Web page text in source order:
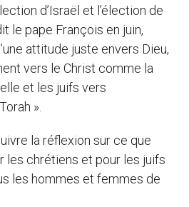
d’Israël et l’élection de
le pape François en juin,
attitude juste envers Dieu,
vers le Christ comme la
et les juifs vers
».
la réflexion sur ce que
les chrétiens et pour les juifs
les hommes et femmes de